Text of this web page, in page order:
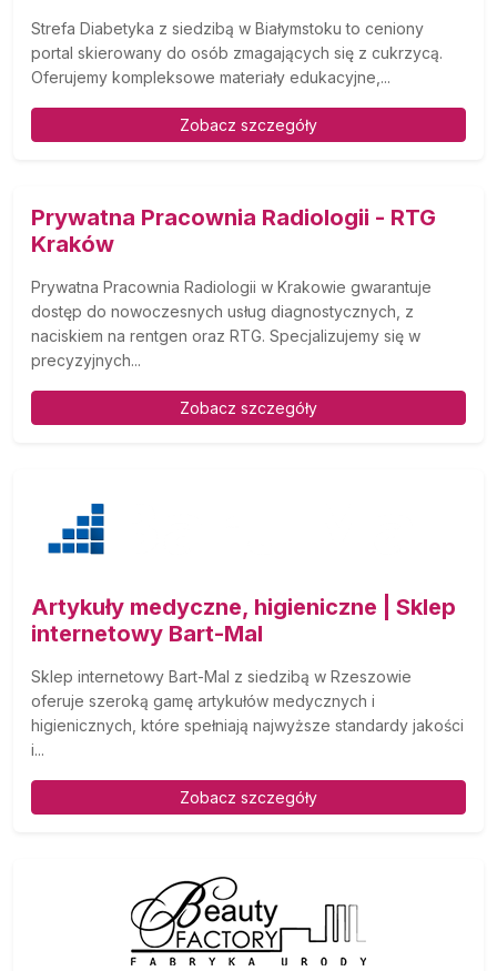
Strefa Diabetyka z siedzibą w Białymstoku to ceniony
portal skierowany do osób zmagających się z cukrzycą.
Oferujemy kompleksowe materiały edukacyjne,...
Zobacz szczegóły
Prywatna Pracownia Radiologii - RTG
Kraków
Prywatna Pracownia Radiologii w Krakowie gwarantuje
dostęp do nowoczesnych usług diagnostycznych, z
naciskiem na rentgen oraz RTG. Specjalizujemy się w
precyzyjnych...
Zobacz szczegóły
Artykuły medyczne, higieniczne | Sklep
internetowy Bart-Mal
Sklep internetowy Bart-Mal z siedzibą w Rzeszowie
oferuje szeroką gamę artykułów medycznych i
higienicznych, które spełniają najwyższe standardy jakości
i...
Zobacz szczegóły